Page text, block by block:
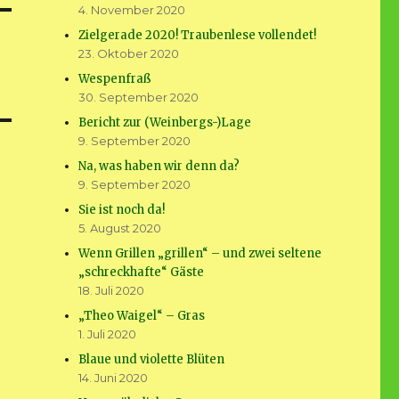
4. November 2020
Zielgerade 2020! Traubenlese vollendet!
23. Oktober 2020
Wespenfraß
30. September 2020
Bericht zur (Weinbergs-)Lage
9. September 2020
Na, was haben wir denn da?
9. September 2020
Sie ist noch da!
5. August 2020
Wenn Grillen „grillen“ – und zwei seltene
„schreckhafte“ Gäste
18. Juli 2020
„Theo Waigel“ – Gras
1. Juli 2020
Blaue und violette Blüten
14. Juni 2020